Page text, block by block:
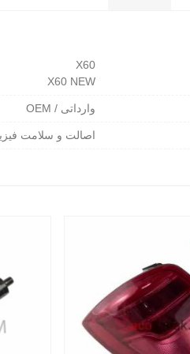
X60
X60 NEW
وارداتی / OEM
اصالت و سلامت